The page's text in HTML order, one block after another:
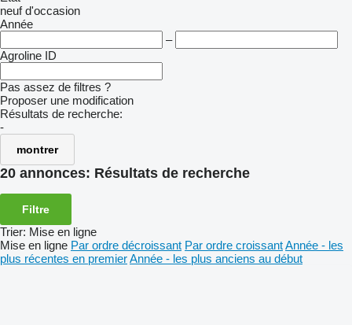
neuf d'occasion
Année
–
Agroline ID
Pas assez de filtres ?
Proposer une modification
Résultats de recherche:
-
montrer
20 annonces: Résultats de recherche
Filtre
Trier: Mise en ligne
Mise en ligne Par ordre décroissant Par ordre croissantAnnée - les
plus récentes en premierAnnée - les plus anciens au début